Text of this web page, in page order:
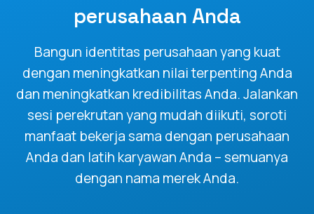
perusahaan Anda
Bangun identitas perusahaan yang kuat
dengan meningkatkan nilai terpenting Anda
dan meningkatkan kredibilitas Anda. Jalankan
sesi perekrutan yang mudah diikuti, soroti
manfaat bekerja sama dengan perusahaan
Anda dan latih karyawan Anda – semuanya
dengan nama merek Anda.